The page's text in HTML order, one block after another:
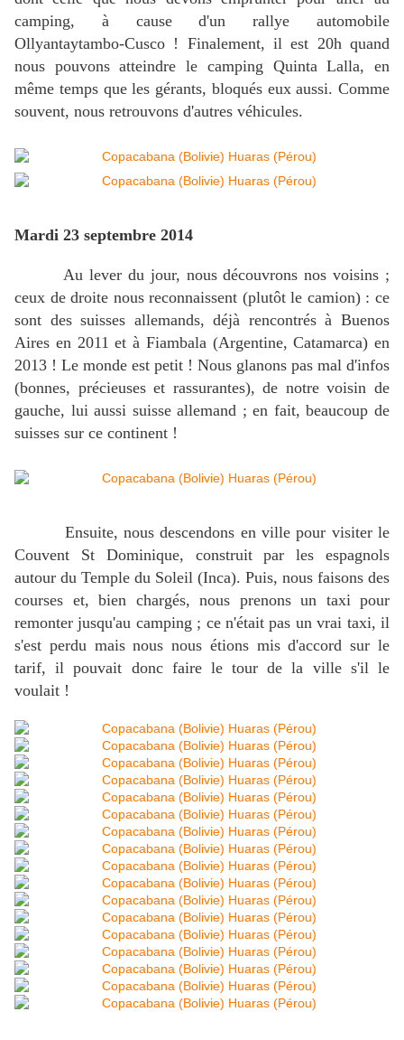
camping, à cause d'un rallye automobile
Ollyantaytambo-Cusco ! Finalement, il est 20h quand
nous pouvons atteindre le camping Quinta Lalla, en
même temps que les gérants, bloqués eux aussi. Comme
souvent, nous retrouvons d'autres véhicules.
Mardi 23 septembre 2014
Au lever du jour, nous découvrons nos voisins ;
ceux de droite nous reconnaissent (plutôt le camion) : ce
sont des suisses allemands, déjà rencontrés à Buenos
Aires en 2011 et à Fiambala (Argentine, Catamarca) en
2013 ! Le monde est petit ! Nous glanons pas mal d'infos
(bonnes, précieuses et rassurantes), de notre voisin de
gauche, lui aussi suisse allemand ; en fait, beaucoup de
suisses sur ce continent !
Ensuite, nous descendons en ville pour visiter le
Couvent St Dominique, construit par les espagnols
autour du Temple du Soleil (Inca). Puis, nous faisons des
courses et, bien chargés, nous prenons un taxi pour
remonter jusqu'au camping ; ce n'était pas un vrai taxi, il
s'est perdu mais nous nous étions mis d'accord sur le
tarif, il pouvait donc faire le tour de la ville s'il le
voulait !